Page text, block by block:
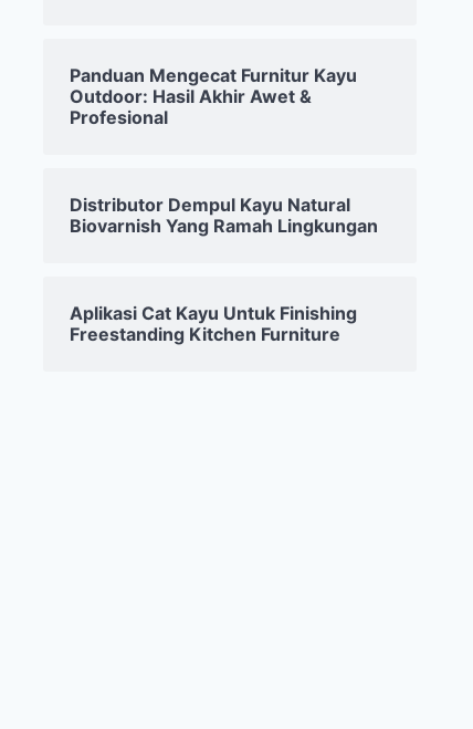
Panduan Mengecat Furnitur Kayu
Outdoor: Hasil Akhir Awet &
Profesional
Distributor Dempul Kayu Natural
Biovarnish Yang Ramah Lingkungan
Aplikasi Cat Kayu Untuk Finishing
Freestanding Kitchen Furniture